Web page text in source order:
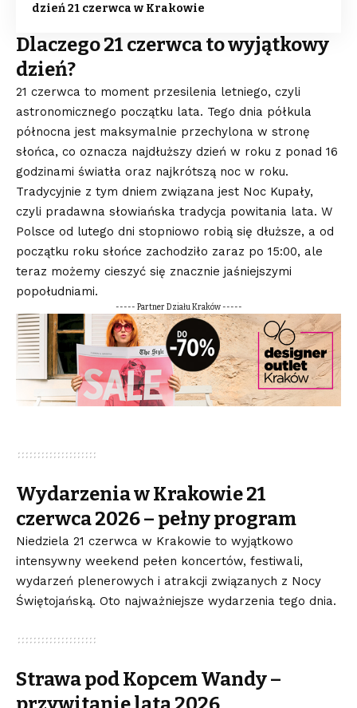
dzień 21 czerwca w Krakowie
Dlaczego 21 czerwca to wyjątkowy
dzień?
21 czerwca to moment przesilenia letniego, czyli
astronomicznego początku lata. Tego dnia półkula
północna jest maksymalnie przechylona w stronę
słońca, co oznacza najdłuższy dzień w roku z ponad 16
godzinami światła oraz najkrótszą noc w roku.
Tradycyjnie z tym dniem związana jest Noc Kupały,
czyli pradawna słowiańska tradycja powitania lata. W
Polsce od lutego dni stopniowo robią się dłuższe, a od
początku roku słońce zachodziło zaraz po 15:00, ale
teraz możemy cieszyć się znacznie jaśniejszymi
popołudniami.
----- Partner Działu Kraków -----
Wydarzenia w Krakowie 21
czerwca 2026 – pełny program
Niedziela 21 czerwca w Krakowie to wyjątkowo
intensywny weekend pełen koncertów, festiwali,
wydarzeń plenerowych i atrakcji związanych z Nocy
Świętojańską. Oto najważniejsze wydarzenia tego dnia.
Strawa pod Kopcem Wandy –